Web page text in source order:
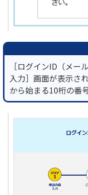
［ログインID（メー
入力］画面が表示さ
から始まる10桁の番